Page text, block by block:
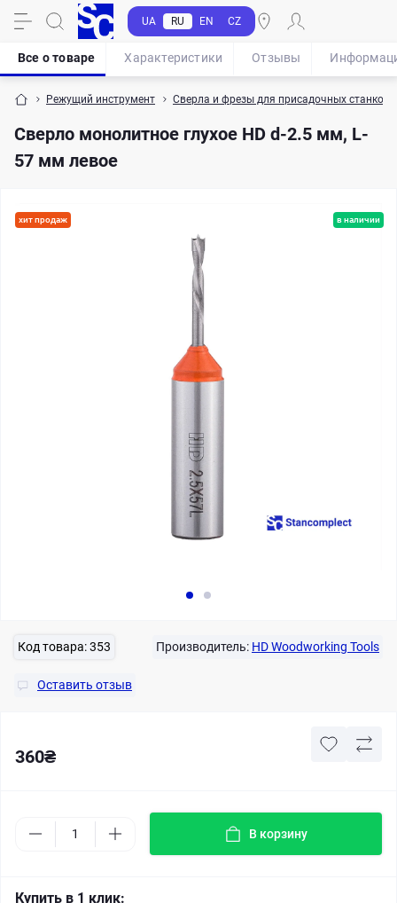
UA RU EN CZ
Режущий инструмент Сверла и фрезы для присадочных станков
Сверло монолитное глухое HD d-2.5 мм, L-
57 мм левое
Все о товаре Характеристики Отзывы
хит продаж в наличии
Код товара:353 Производитель: HD Woodworking Tools
Оставить отзыв
360₴
В корзину
Купить в 1 клик: